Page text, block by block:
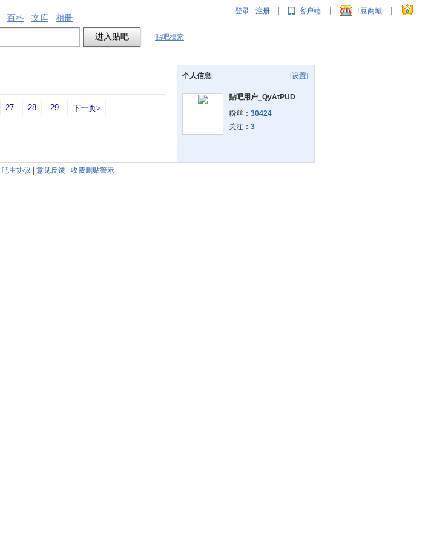
登录 注册 | 客户端 | T豆商城 |
百科 文库 相册
贴吧搜索
27 28 29 下一页>
[设置]
个人信息
贴吧用户_QyAtPUD
粉丝： 30424
关注： 3
吧主协议 | 意见反馈 | 收费删贴警示